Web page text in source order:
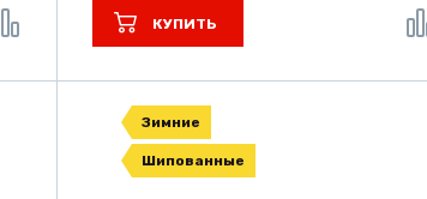
КУПИТЬ
Зимние
Шипованные